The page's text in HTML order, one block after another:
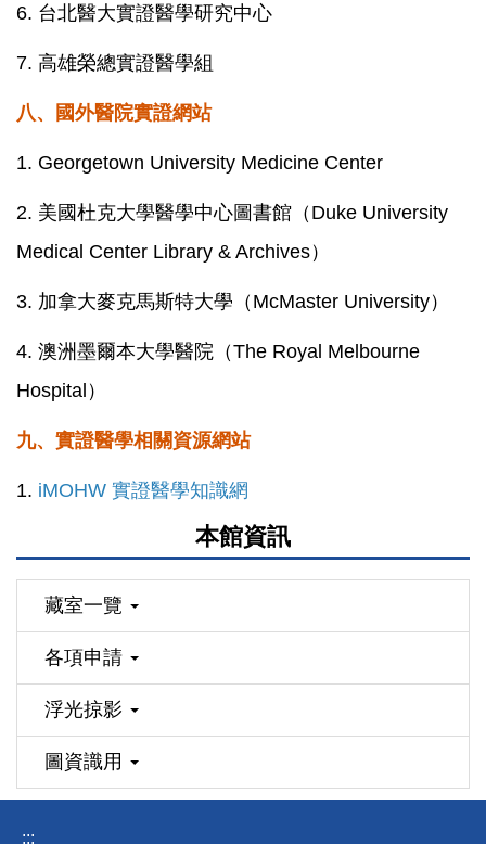
6. 台北醫大實證醫學研究中心
7. 高雄榮總實證醫學組
八、 國外醫院實證網站
1. Georgetown University Medicine Center
2. 美國杜克大學醫學中心圖書館（Duke University
Medical Center Library & Archives）
3. 加拿大麥克馬斯特大學（McMaster University）
4. 澳洲墨爾本大學醫院（The Royal Melbourne
Hospital）
九、實證醫學相關資源網站
1. iMOHW 實證醫學知識網
本館資訊
藏室一覽
各項申請
浮光掠影
圖資識用
:::